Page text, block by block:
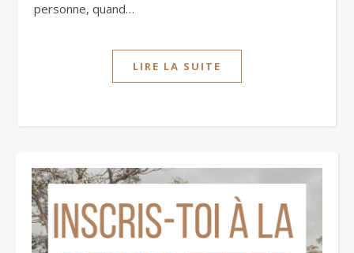
personne, quand…
LIRE LA SUITE